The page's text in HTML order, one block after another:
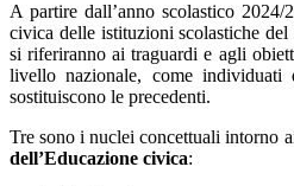
A partire dall’anno scolastico
civica delle istituzioni scolastiche
si riferiranno ai traguardi e agli
livello nazionale, come
sostituiscono le precedenti.
Tre sono i nuclei concettuali intorno
dell’Educazione civica: